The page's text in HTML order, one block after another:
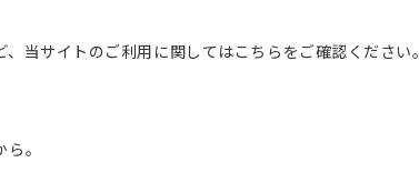
当サイトのご利用に関してはこちらをご確認ください。
。